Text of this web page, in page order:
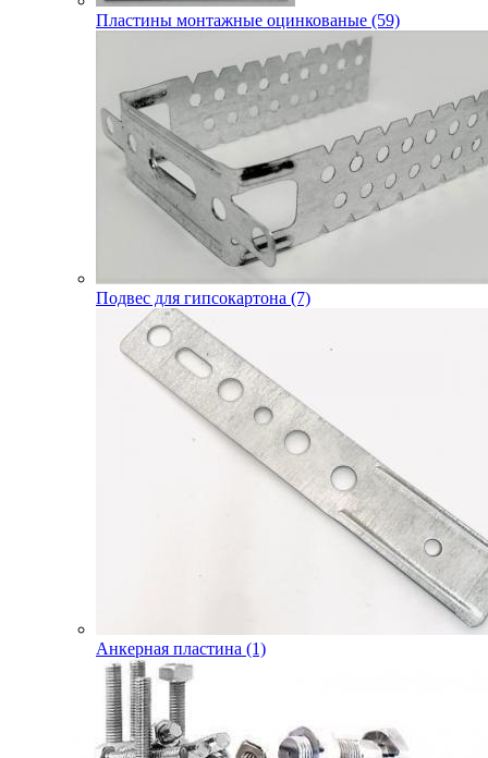
Пластины монтажные оцинкованые (59)
Подвес для гипсокартона (7)
Анкерная пластина (1)